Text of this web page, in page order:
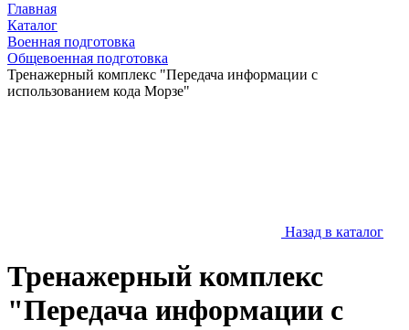
Главная
Каталог
Военная подготовка
Общевоенная подготовка
Тренажерный комплекс "Передача информации с
использованием кода Морзе"
Назад в каталог
Тренажерный комплекс
"Передача информации с